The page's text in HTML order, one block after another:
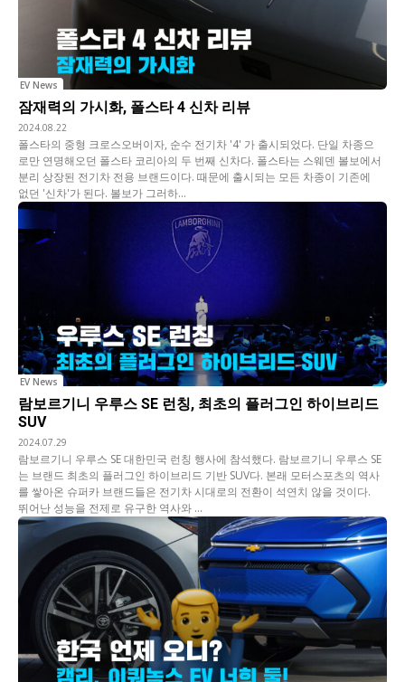
EV News
잠재력의 가시화, 폴스타 4 신차 리뷰
2024.08.22
폴스타의 중형 크로스오버이자, 순수 전기차 '4' 가 출시되었다. 단일 차종으
로만 연명해오던 폴스타 코리아의 두 번째 신차다. 폴스타는 스웨덴 볼보에서
분리 상장된 전기차 전용 브랜드이다. 때문에 출시되는 모든 차종이 기존에
없던 '신차'가 된다. 볼보가 그러하...
EV News
람보르기니 우루스 SE 런칭, 최초의 플러그인 하이브리드
SUV
2024.07.29
람보르기니 우루스 SE 대한민국 런칭 행사에 참석했다. 람보르기니 우루스 SE
는 브랜드 최초의 플러그인 하이브리드 기반 SUV다. 본래 모터스포츠의 역사
를 쌓아온 슈퍼카 브랜드들은 전기차 시대로의 전환이 석연치 않을 것이다.
뛰어난 성능을 전제로 유구한 역사와 ...